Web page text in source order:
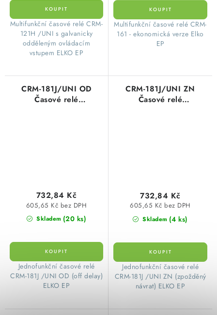
​ Multifunkční časové relé CRM-
121H /UNI s galvanicky
odděleným ovládacím
vstupem ELKO EP
​ Multifunkční časové relé CRM-
161 - ekonomická verze Elko
EP
CRM-181J/UNI OD
Časové relé
Skladem (20 ks)
605,65 Kč bez DPH
732,84 Kč
​ Jednofunkční časové relé
CRM-181J /UNI OD (off delay)
ELKO EP
CRM-181J/UNI ZN
Časové relé
Skladem (4 ks)
605,65 Kč bez DPH
732,84 Kč
​ Jednofunkční časové relé
CRM-181J /UNI ZN (zpožděný
návrat) ELKO EP